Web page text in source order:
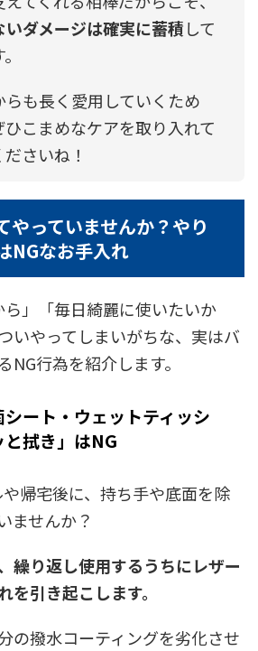
いダメージは確実に蓄積して
らも長く愛用していくため
ひこまめなケアを取り入れて
さいね！
やっていませんか？やり
NGなお手入れ
ら」「毎日綺麗に使いたいか
いやってしまいがちな、実はバ
NG行為を紹介します。
ート・ウェットティッシ
拭き」はNG
帰宅後に、持ち手や底面を除
ませんか？
繰り返し使用するうちにレザー
を引き起こします。
の撥水コーティングを劣化させ